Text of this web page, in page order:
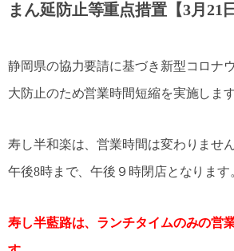
まん延防止等重点措置【3月21
静岡県の協力要請に基づき新型コロナ
大防止のため営業時間短縮を実施します
寿し半和楽は、営業時間は変わりませ
午後8時まで、午後９時閉店となります
寿し半藍路は、ランチタイムのみの営